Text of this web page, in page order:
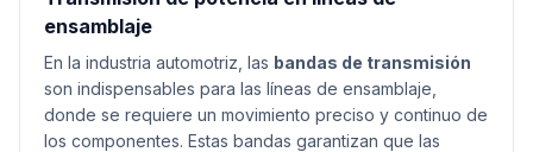
ensamblaje
En la industria automotriz, las bandas de transmisión
son indispensables para las líneas de ensamblaje,
donde se requiere un movimiento preciso y continuo de
los componentes. Estas bandas garantizan que las